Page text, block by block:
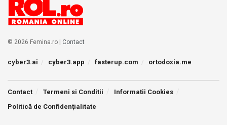
© 2026 Femina.ro | Contact
cyber3.ai cyber3.app fasterup.com ortodoxia.me
Contact Termeni si Conditii
Informatii Cookies
Politică de Confidențialitate